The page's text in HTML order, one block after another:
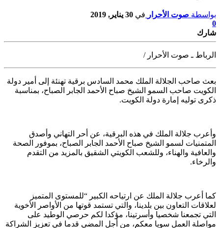
بواسطة صوت الأحرار في 30 يناير, 2019
0
شارك
الرباط ـ صوت الأحرار /
بعث صاحب الجلالة الملك محمد السادس برقية تهنئة إلى أمير دولة
الكويت صاحب السمو الشيخ صباح الأحمد الجابر الصباح، بمناسبة
ذكرى توليه إمارة دولة الكويت.
وأعرب جلالة الملك في هذه البرقية، عن أحر التهاني وأصدق
المتمنيات لسمو الشيخ صباح الأحمد الجابر الصباح، بموفور الصحة
والعافية والهناء، وللشعب الكويتي الشقيق بالمزيد من التقدم
والرخاء.
كما أعرب جلالة الملك عن ارتياحه الكبير “للمستوى المتميز
لعلاقات التعاون بين بلدينا، والتي تستمد قوتها من الأواصر الأخوية
التي تجمعنا شخصيا وأسرتينا، مؤكدا لكم حرصي الوطيد على
مواصلة العمل سويا معكم، من أجل المضي قدما في تعزيز الشراكة